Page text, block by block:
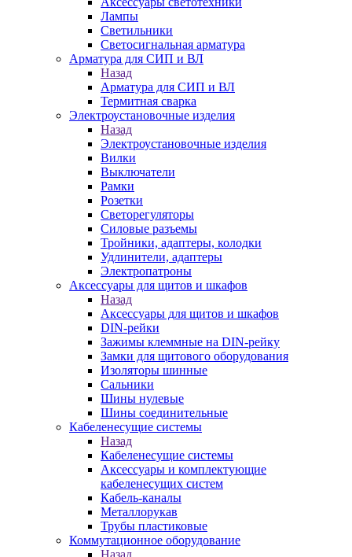
Лампы
Светильники
Светосигнальная арматура
Арматура для СИП и ВЛ
Назад
Арматура для СИП и ВЛ
Термитная сварка
Электроустановочные изделия
Назад
Электроустановочные изделия
Вилки
Выключатели
Рамки
Розетки
Светорегуляторы
Силовые разъемы
Тройники, адаптеры, колодки
Удлинители, адаптеры
Электропатроны
Аксессуары для щитов и шкафов
Назад
Аксессуары для щитов и шкафов
DIN-рейки
Зажимы клеммные на DIN-рейку
Замки для щитового оборудования
Изоляторы шинные
Сальники
Шины нулевые
Шины соединительные
Кабеленесущие системы
Назад
Кабеленесущие системы
Аксессуары и комплектующие
кабеленесущих систем
Кабель-каналы
Металлорукав
Трубы пластиковые
Коммутационное оборудование
Назад